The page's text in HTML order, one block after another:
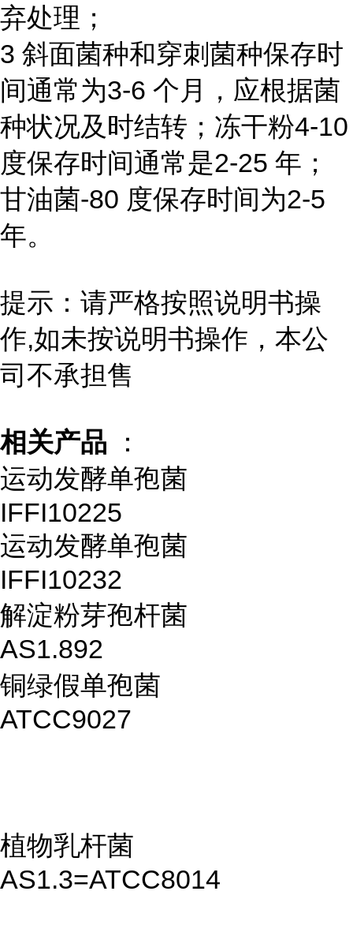
弃处理；
3 斜面菌种和穿刺菌种保存时
间通常为3-6 个月，应根据菌
种状况及时结转；冻干粉4-10
度保存时间通常是2-25 年；
甘油菌-80 度保存时间为2-5
年。
提示：请严格按照说明书操
作,如未按说明书操作，本公
司不承担售
相关产品 ：
运动发酵单孢菌
IFFI10225
运动发酵单孢菌
IFFI10232
解淀粉芽孢杆菌
AS1.892
铜绿假单孢菌
ATCC9027
植物乳杆菌
AS1.3=ATCC8014